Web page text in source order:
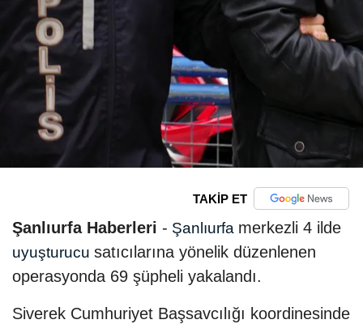
TAKİP ET
Şanlıurfa Haberleri - Şanlıurfa merkezli 4 ilde
uyuşturucu satıcılarına yönelik düzenlenen
operasyonda 69 şüpheli yakalandı.
Siverek Cumhuriyet Başsavcılığı koordinesinde